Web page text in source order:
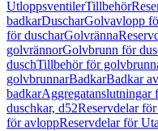
UtloppsventilerTillbehör
badkarDuscharGolvavlopp
för duscharGolvränna
golvrännorGolvbrunn för
duschTillbehör för
golvbrunnarBadkarBadkar
badkarAggregatanslutningar
duschkar, d52Reservdelar
för avloppReservdelar för